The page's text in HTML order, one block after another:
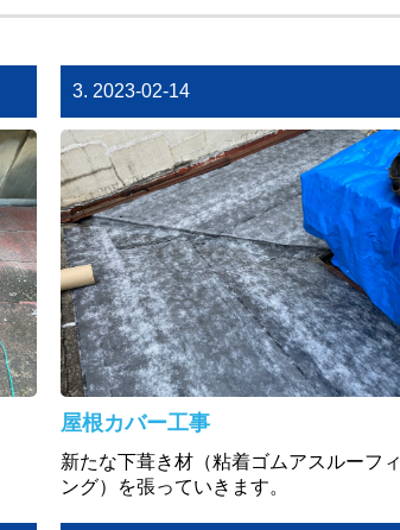
3. 2023-02-14
屋根カバー工事
新たな下葺き材（粘着ゴムアスルーフィ
ング）を張っていきます。